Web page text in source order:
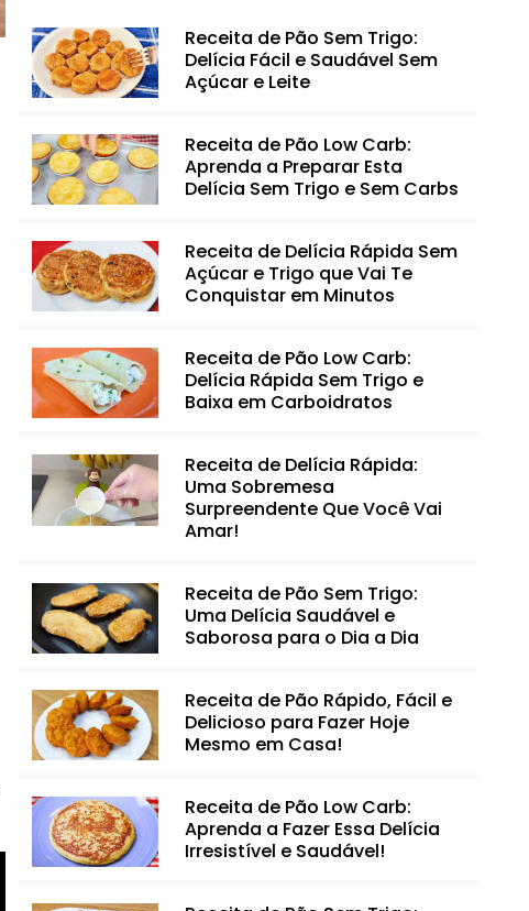
Receita de Pão Sem Trigo:
Delícia Fácil e Saudável Sem
Açúcar e Leite
Receita de Pão Low Carb:
Aprenda a Preparar Esta
Delícia Sem Trigo e Sem Carbs
Receita de Delícia Rápida Sem
Açúcar e Trigo que Vai Te
Conquistar em Minutos
Receita de Pão Low Carb:
Delícia Rápida Sem Trigo e
Baixa em Carboidratos
Receita de Delícia Rápida:
Uma Sobremesa
Surpreendente Que Você Vai
Amar!
Receita de Pão Sem Trigo:
Uma Delícia Saudável e
Saborosa para o Dia a Dia
Receita de Pão Rápido, Fácil e
Delicioso para Fazer Hoje
Mesmo em Casa!
Receita de Pão Low Carb:
Aprenda a Fazer Essa Delícia
Irresistível e Saudável!